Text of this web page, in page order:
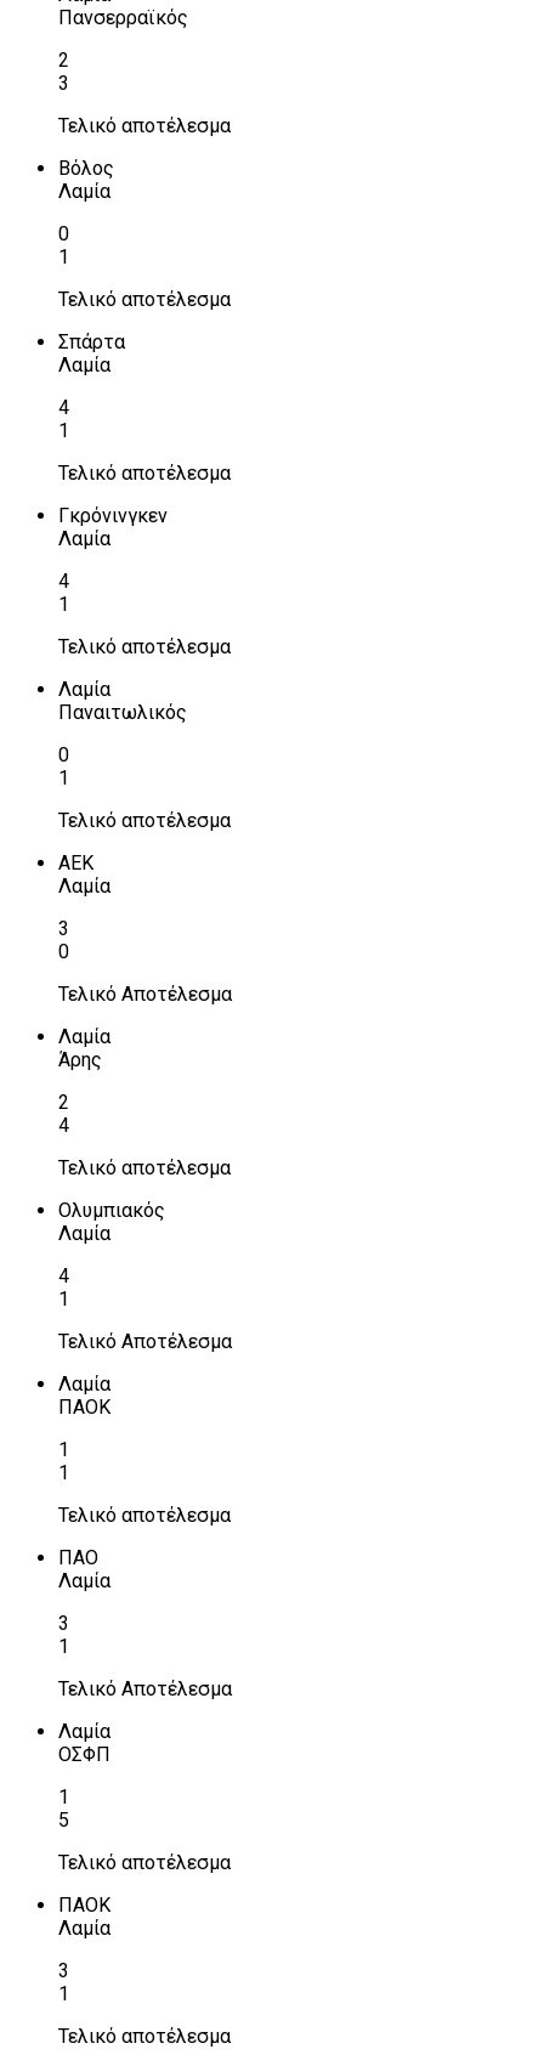
Πανσερραϊκός
2
3
Τελικό αποτέλεσμα
Βόλος
Λαμία
0
1
Τελικό αποτέλεσμα
Σπάρτα
Λαμία
4
1
Τελικό αποτέλεσμα
Γκρόνινγκεν
Λαμία
4
1
Τελικό αποτέλεσμα
Λαμία
Παναιτωλικός
0
1
Τελικό αποτέλεσμα
ΑΕΚ
Λαμία
3
0
Τελικό Αποτέλεσμα
Λαμία
Άρης
2
4
Τελικό αποτέλεσμα
Ολυμπιακός
Λαμία
4
1
Τελικό Αποτέλεσμα
Λαμία
ΠΑΟΚ
1
1
Τελικό αποτέλεσμα
ΠΑΟ
Λαμία
3
1
Τελικό Αποτέλεσμα
Λαμία
ΟΣΦΠ
1
5
Τελικό αποτέλεσμα
ΠΑΟΚ
Λαμία
3
1
Τελικό αποτέλεσμα